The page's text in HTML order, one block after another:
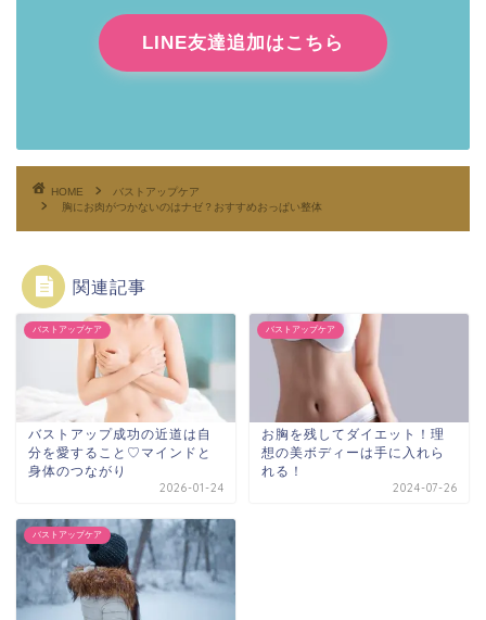
LINE友達追加はこちら
HOME
バストアップケア
胸にお肉がつかないのはナゼ？おすすめおっぱい整体
関連記事
バストアップケア
バストアップ成功の近道は自
分を愛すること♡マインドと
身体のつながり
2026-01-24
バストアップケア
お胸を残してダイエット！理
想の美ボディーは手に入れら
れる！
2024-07-26
バストアップケア